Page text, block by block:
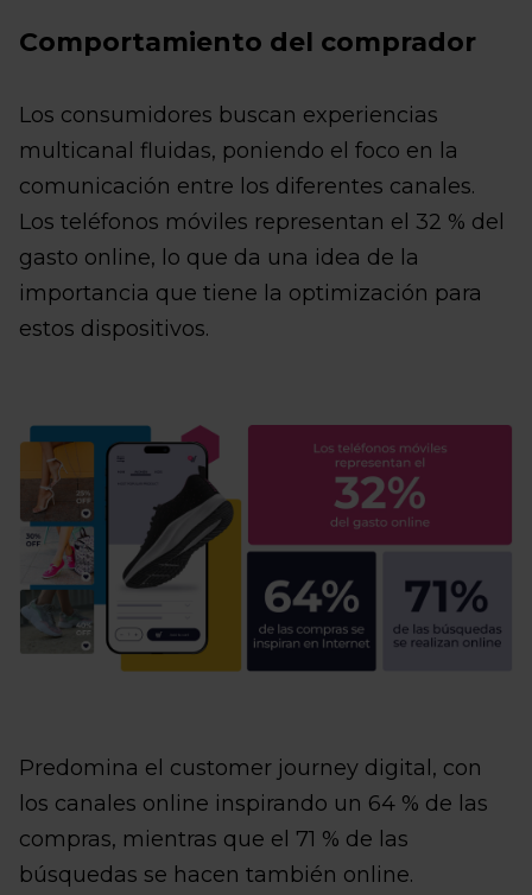
Comportamiento del comprador
Los consumidores buscan experiencias
multicanal fluidas, poniendo el foco en la
comunicación entre los diferentes canales.
Los teléfonos móviles representan el 32 % del
gasto online, lo que da una idea de la
importancia que tiene la optimización para
estos dispositivos.
Predomina el customer journey digital, con
los canales online inspirando un 64 % de las
compras, mientras que el 71 % de las
búsquedas se hacen también online.